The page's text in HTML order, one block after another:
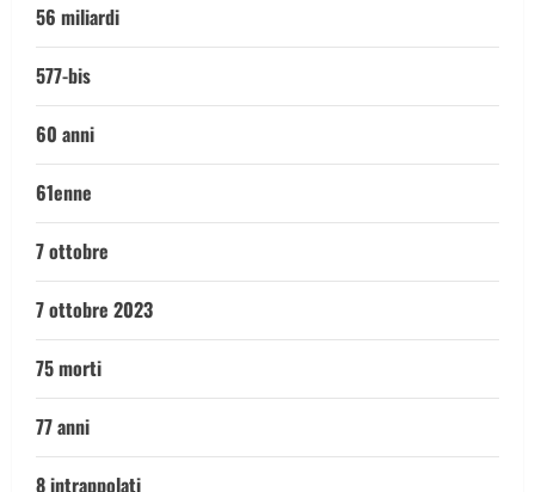
56 miliardi
577-bis
60 anni
61enne
7 ottobre
7 ottobre 2023
75 morti
77 anni
8 intrappolati